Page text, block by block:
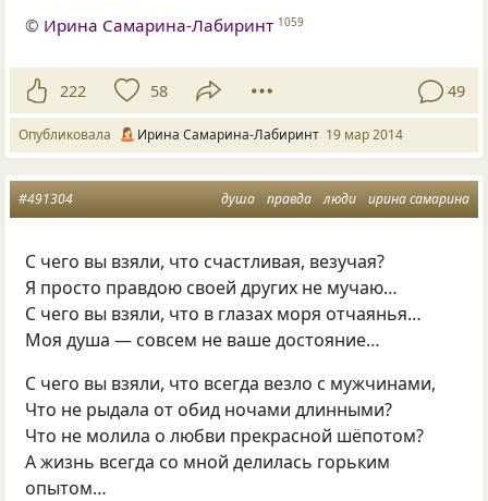
© Ирина Самарина-Лабиринт 1059
222 58 49
Опубликовала Ирина Самарина-Лабиринт 19 мар 2014
душа правда люди ирина самарина
#491304
С чего вы взяли, что счастливая, везучая?
Я просто правдою своей других не мучаю…
С чего вы взяли, что в глазах моря отчаянья…
Моя душа — совсем не ваше достояние…
С чего вы взяли, что всегда везло с мужчинами,
Что не рыдала от обид ночами длинными?
Что не молила о любви прекрасной шёпотом?
А жизнь всегда со мной делилась горьким
опытом…